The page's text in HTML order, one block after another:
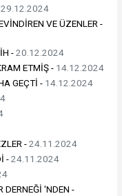
29.12.2024
VE ÜZENLER -
-20.12.2024
ETMİŞ - 14.12.2024
GEÇTİ - 14.12.2024
-24.11.2024
-24.11.2024
DERNEĞİ 'NDEN -